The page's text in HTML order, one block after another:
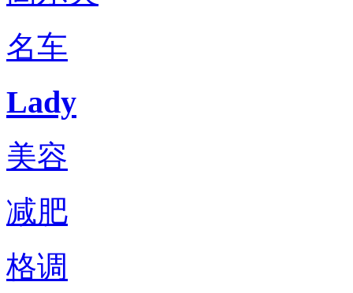
名车
Lady
美容
减肥
格调